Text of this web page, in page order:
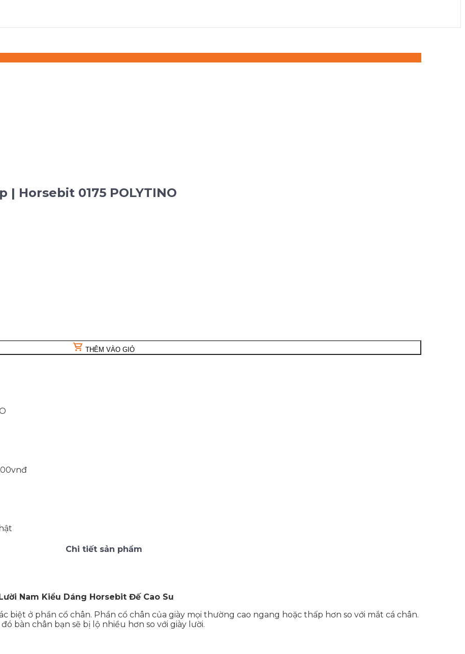
| Horsebit 0175 POLYTINO
THÊM VÀO GIỎ
Chi tiết sản phẩm
Nam Kiểu Dáng Horsebit Đế Cao Su
biệt ở phần cổ chân. Phần cổ chân của giày mọi thường cao ngang hoặc thấp hơn so với mắt cá chân.
bàn chân bạn sẽ bị lộ nhiều hơn so với giày lười.